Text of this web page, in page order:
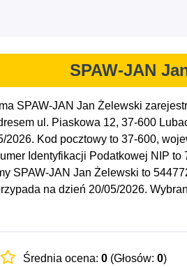
SPAW-JAN
SPAW-JAN Jan Żelewski
ul. Piaskowa 12, 37-600
2026. Kod pocztowy to 37-600,
Identyfikacji Podatkowej NIP
SPAW-JAN Jan Żelewski to
na dzień 20/05/2026.
centralnego ogrzewania, 4299Z
elektrycznych, 4331Z -
Średnia ocena: 0 (Głosów: 0)